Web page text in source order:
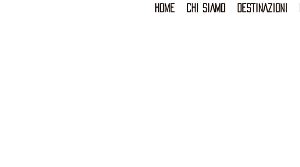
HOME CHI SIAMO DESTINAZIONI